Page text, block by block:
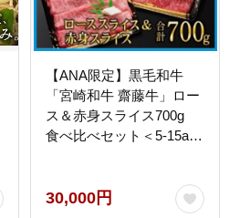
【ANA限定】黒毛和牛
「宮崎和牛 齋藤牛」ロー
ス＆赤身スライス700g
食べ比べセット＜5-15a＞
30,000円